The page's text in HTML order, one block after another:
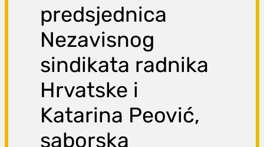
predsjednica
Nezavisnog
sindikata radnika
Hrvatske i
Katarina Peović,
saborska